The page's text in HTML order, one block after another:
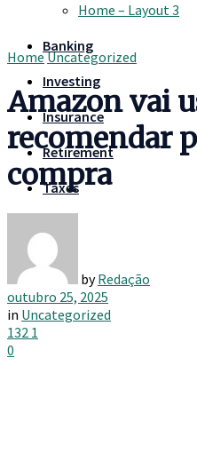
Home – Layout 3
Banking
Investing
Insurance
Retirement
Taxes
HomeUncategorized
Amazon vai
recomendar
compra
by Redação
outubro 25, 2025
in Uncategorized
132 1
0